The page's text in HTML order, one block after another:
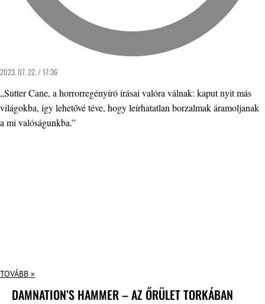
2023. 07. 22. / 17:36
„Sutter Cane, a horrorregényíró írásai valóra válnak: kaput nyit más
világokba, így lehetővé téve, hogy leírhatatlan borzalmak áramoljanak
a mi valóságunkba.”
TOVÁBB »
DAMNATION’S HAMMER – AZ ŐRÜLET TORKÁBAN